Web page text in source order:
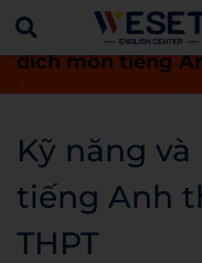
Trang chủ Tin
đích môn tiếng
Kỹ năng
tiếng Anh
THPT